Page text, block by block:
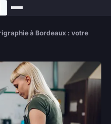
à Bordeaux : votre